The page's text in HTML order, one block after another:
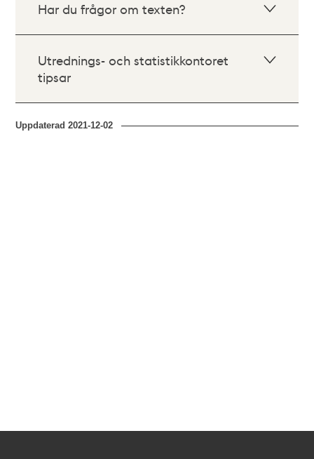
Har du frågor om texten?
Utrednings- och statistikkontoret
tipsar
Uppdaterad2021-12-02